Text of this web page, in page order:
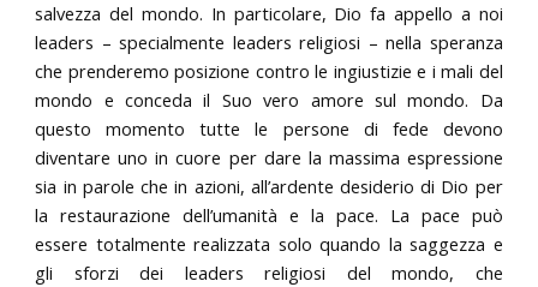
salvezza del mondo. In particolare, Dio fa appello a noi
leaders – specialmente leaders religiosi – nella speranza
che prenderemo posizione contro le ingiustizie e i mali del
mondo e conceda il Suo vero amore sul mondo. Da
questo momento tutte le persone di fede devono
diventare uno in cuore per dare la massima espressione
sia in parole che in azioni, all’ardente desiderio di Dio per
la restaurazione dell’umanità e la pace. La pace può
essere totalmente realizzata solo quando la saggezza e
gli sforzi dei leaders religiosi del mondo, che